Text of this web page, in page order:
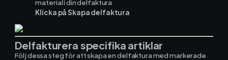
Husarbete
material i din delfaktura
Klicka på Skapa delfaktura
Delfakturera specifika artiklar
Följ dessa steg för att skapa en delfaktura med markerade